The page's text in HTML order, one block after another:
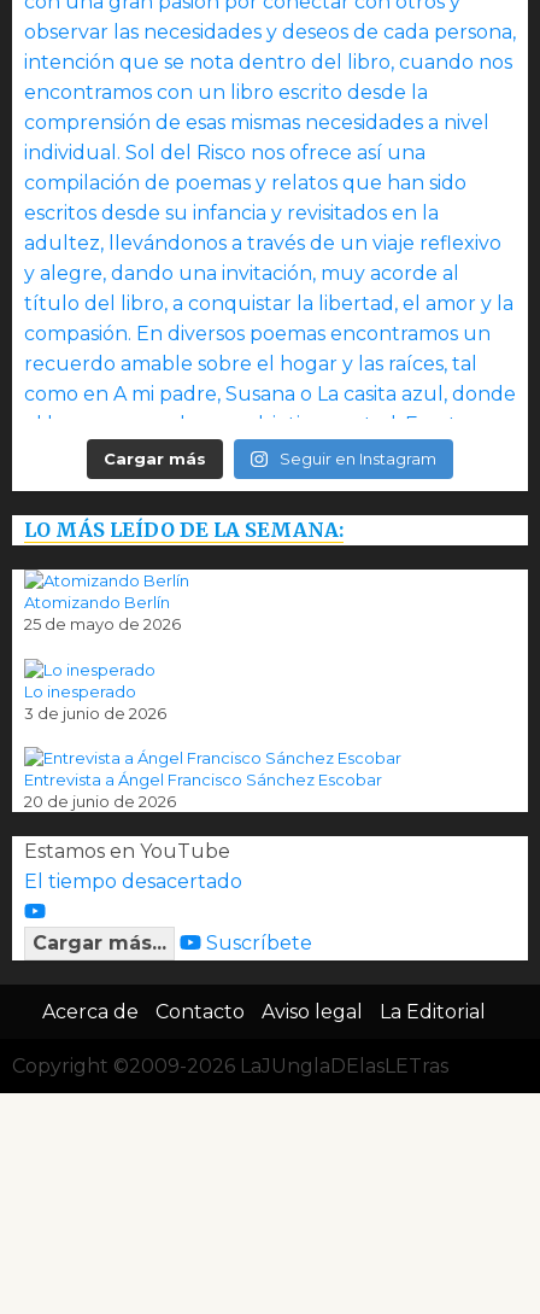
Cargar más Seguir en Instagram
LO MÁS LEÍDO DE LA SEMANA:
Atomizando Berlín
25 de mayo de 2026
Lo inesperado
3 de junio de 2026
Entrevista a Ángel Francisco Sánchez Escobar
20 de junio de 2026
Estamos en YouTube
El tiempo desacertado
Cargar más... Suscríbete
Acerca de Contacto Aviso legal La Editorial
Copyright ©2009-2026 LaJUnglaDElasLETras